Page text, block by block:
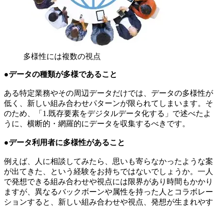
多様性には複数の視点
●データの種類が多様であること
ある特定業務やその周辺データだけでは、データの多様性が
低く、新しい組み合わせパターンが限られてしまいます。そ
のため、「1.既存要素をデジタルデータ化する」で述べたよ
うに、横断的・網羅的にデータを収集するべきです。
●データ利用者に多様性があること
例えば、人に相談してみたら、思いも寄らなかったような案
が出てきた、という経験をお持ちではないでしょうか。一人
で発想できる組み合わせや視点には限界があり時間もかかり
ますが、異なるバックボーンや属性を持った人とコラボレー
ションすると、新しい組み合わせや視点、発想が生まれやす